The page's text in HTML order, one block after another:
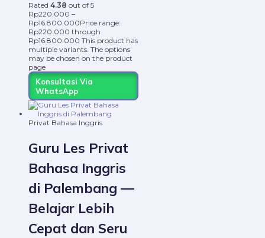
Rated 4.38 out of 5
Rp220.000 –
Rp16.800.000Price range:
Rp220.000 through
Rp16.800.000 This product has
multiple variants. The options
may be chosen on the product
page
Konsultasi Via
WhatsApp
Privat Bahasa Inggris
Guru Les Privat
Bahasa Inggris
di Palembang —
Belajar Lebih
Cepat dan Seru